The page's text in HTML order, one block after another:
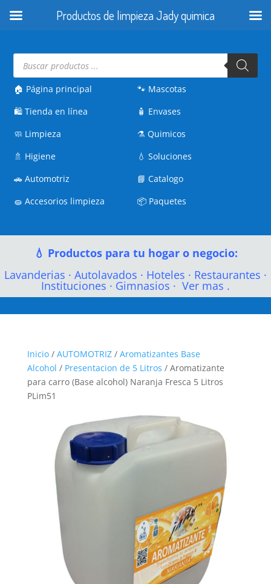
Búsqueda
productos
🏠 Página principal
🛍️Tienda en línea
🧼 Limpieza
🚿 Higiene
🚗Automotriz
🧽Accesorios limpieza
🐾 Mascotas
🧴 Envases
⚗️Quimicos
💧Soluciones
📘Catalogo
📦 Paquetes
💧 Productos para tu hogar o negocio:
Lavanderias · Autolavados · Hoteles · Restaurantes ·
Instituciones · Gimnasios · Ver mas .
Inicio/ AUTOMOTRIZ/ Aromatizantes Base
Alcohol / Presentacion de 5 Litros / Aromatizante
para carro (Base alcohol) Naranja Fresca 5 Litros
PLim51
Productos de limpieza Jady quimica